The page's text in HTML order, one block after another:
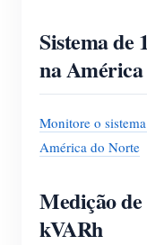
Sistema de
na
Monitore o
América do Norte
Medição
kVARh